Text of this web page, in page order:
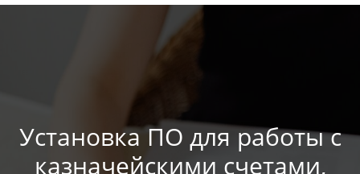
Установка ПО для работы с
казначейскими счетами,